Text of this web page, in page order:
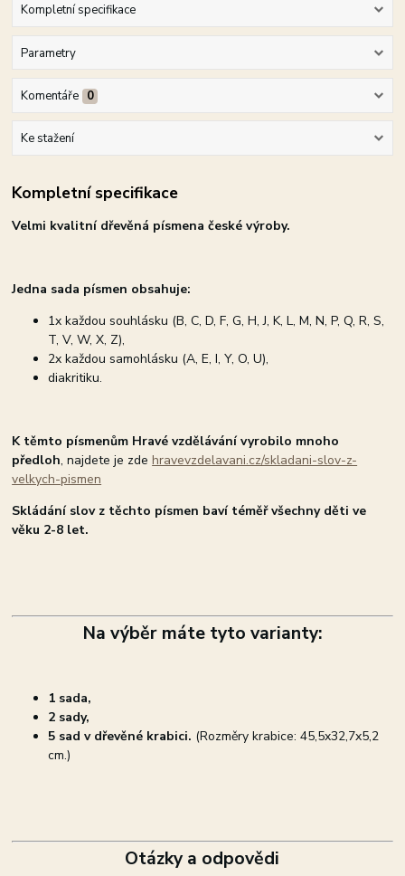
Kompletní specifikace
Parametry
Komentáře 0
Ke stažení
Kompletní specifikace
Velmi kvalitní dřevěná písmena české výroby.
Jedna sada písmen obsahuje:
1x každou souhlásku (B, C, D, F, G, H, J, K, L, M, N, P, Q, R, S,
T, V, W, X, Z),
2x každou samohlásku (A, E, I, Y, O, U),
diakritiku.
K těmto písmenům Hravé vzdělávání vyrobilo mnoho
předloh, najdete je zdehravevzdelavani.cz/skladani-slov-z-
velkych-pismen
Skládání slov z těchto písmen baví téměř všechny děti ve
věku 2-8 let.
Na výběr máte tyto varianty:
1 sada,
2 sady,
5 sad v dřevěné krabici. (Rozměry krabice: 45,5x32,7x5,2
cm.)
Otázky a odpovědi